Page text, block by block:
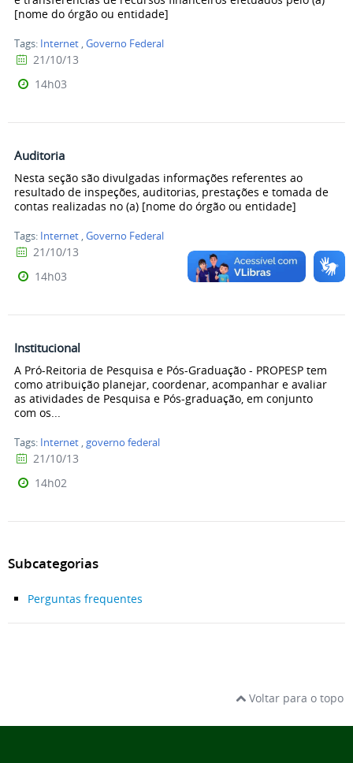
[nome do órgão ou entidade]
Tags: Internet ,Governo Federal
21/10/13
14h03
Auditoria
Nesta seção são divulgadas informações referentes ao
resultado de inspeções, auditorias, prestações e tomada de
contas realizadas no (a) [nome do órgão ou entidade]
Tags: Internet ,Governo Federal
21/10/13
14h03
Institucional
A Pró-Reitoria de Pesquisa e Pós-Graduação - PROPESP tem
como atribuição planejar, coordenar, acompanhar e avaliar
as atividades de Pesquisa e Pós-graduação, em conjunto
com os...
Tags: Internet , governo federal
21/10/13
14h02
Subcategorias
Perguntas frequentes
Voltar para o topo